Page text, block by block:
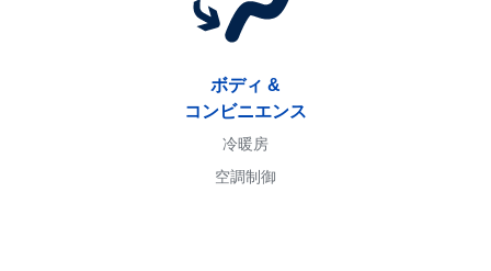
ボディ &
コンビニエンス
冷暖房
空調制御